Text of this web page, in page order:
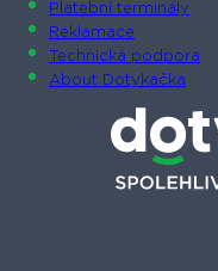
Platební terminály
Reklamace
Technická podpora
About Dotykačka